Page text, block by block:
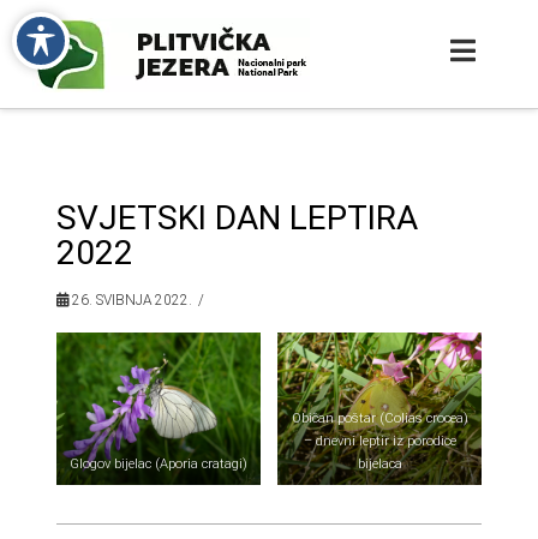
SVJETSKI DAN LEPTIRA
2022
26. SVIBNJA 2022.
Glogov bijelac (Aporia cratagi)
Običan poštar (Colias crocea)
– dnevni leptir iz porodice
bijelaca